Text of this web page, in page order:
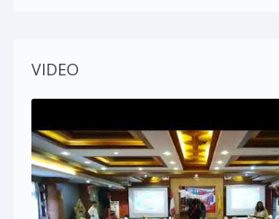
VIDEO